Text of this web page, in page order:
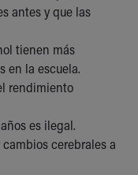
antes y que las
tienen más
en la escuela.
rendimiento
es ilegal.
cerebrales a